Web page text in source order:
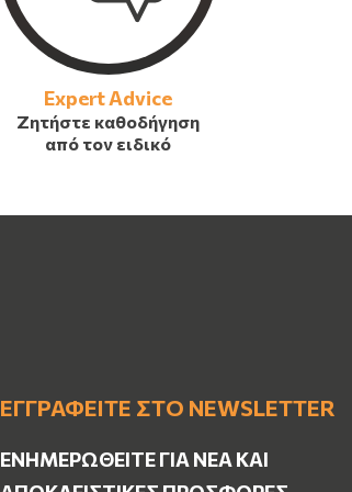
Expert Advice
Ζητήστε καθοδήγηση
από τον ειδικό
ΕΓΓΡΑΦΕΊΤΕ ΣΤΟ NEWSLETTER
ΕΝΗΜΕΡΩΘΕΊΤΕ ΓΙΑ ΝΈΑ ΚΑΙ